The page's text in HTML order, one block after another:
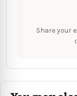
Share your